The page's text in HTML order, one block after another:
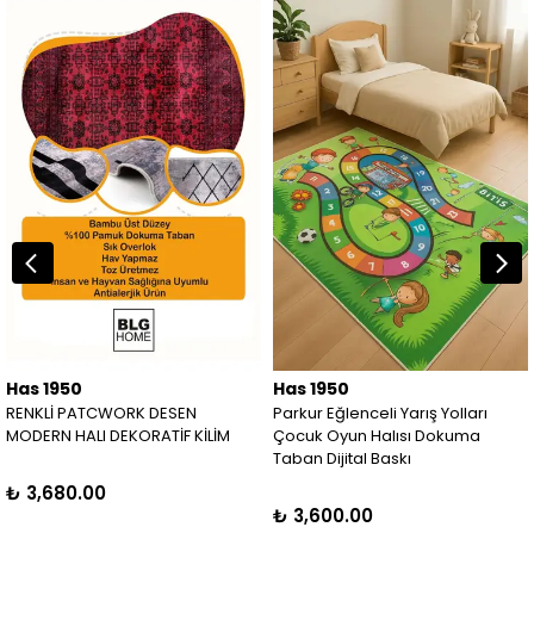
Has 1950
RENKLİ PATCWORK DESEN
MODERN HALI DEKORATİF KİLİM
₺ 3,680.00
Has 1950
Parkur Eğlenceli Yarış Yolları
Çocuk Oyun Halısı Dokuma
Taban Dijital Baskı
₺ 3,600.00